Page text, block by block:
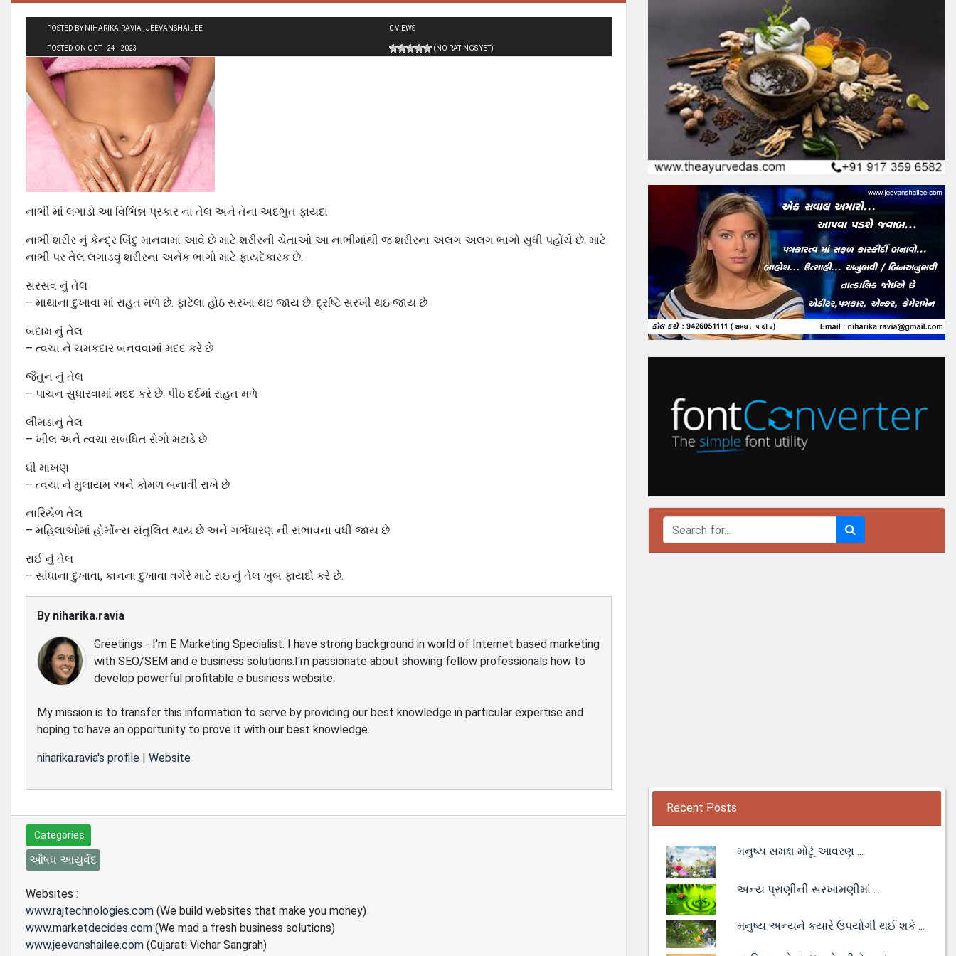
POSTED BY NIHARIKA.RAVIA , JEEVANSHAILEE
POSTED ON OCT - 24 - 2023
0 VIEWS
(NO RATINGS YET)
નાભી માં લગાડો આ વિભિન્ન પ્રકાર ના તેલ અને તેના અદભુત ફાયદા
નાભી શરીર નું કેન્દ્ર બિંદુ માનવામાં આવે છે માટે શરીરની ચેતાઓ આ નાભીમાંથી જ શરીરના અલગ અલગ ભાગો સુધી પહોંચે છે. માટે
નાભી પર તેલ લગાડવું શરીરના અનેક ભાગો માટે ફાયદેકારક છે.
સરસવ નું તેલ
– માથાના દુખાવા માં રાહત મળે છે. ફાટેલા હોઠ સરખા થઇ જાય છે. દ્રષ્ટિ સરખી થઇ જાય છે
બદામ નું તેલ
– ત્વચા ને ચમકદાર બનવવામાં મદદ કરે છે
જૈતુન નું તેલ
– પાચન સુધારવામાં મદદ કરે છે. પીઠ દર્દમાં રાહત મળે
લીમડાનું તેલ
– ખીલ અને ત્વચા સબંધિત રોગો મટાડે છે
ઘી માખણ
– ત્વચા ને મુલાયમ અને કોમળ બનાવી રાખે છે
નારિયેળ તેલ
– મહિલાઓમાં હોર્મોન્સ સંતુલિત થાય છે અને ગર્ભધારણ ની સંભાવના વધી જાય છે
રાઈ નું તેલ
– સાંધાના દુખાવા, કાનના દુખાવા વગેરે માટે રાઇ નું તેલ ખુબ ફાયદો કરે છે.
By niharika.ravia
Greetings - I'm E Marketing Specialist. I have strong background in world of Internet based marketing
with SEO/SEM and e business solutions.I'm passionate about showing fellow professionals how to
develop powerful profitable e business website.
My mission is to transfer this information to serve by providing our best knowledge in particular expertise and
hoping to have an opportunity to prove it with our best knowledge.
niharika.ravia's profile | Website
Categories
ઔષધ આયુર્વેદ
Websites :
www.rajtechnologies.com (We build websites that make you money)
www.marketdecides.com (We mad a fresh business solutions)
www.jeevanshailee.com (Gujarati Vichar Sangrah)
Recent Posts
મનુષ્ય સમક્ષ મોટૂં આવરણ ...
અન્ય પ્રાણીની સરખામણીમાં ...
મનુષ્ય અન્યને કયારે ઉપયોગી થઈ શકે ...